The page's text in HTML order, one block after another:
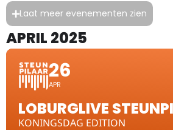
Laat meer evenementen zien
APRIL 2025
26
APR
LOBURGLIVE
KONINGSDAG EDITION